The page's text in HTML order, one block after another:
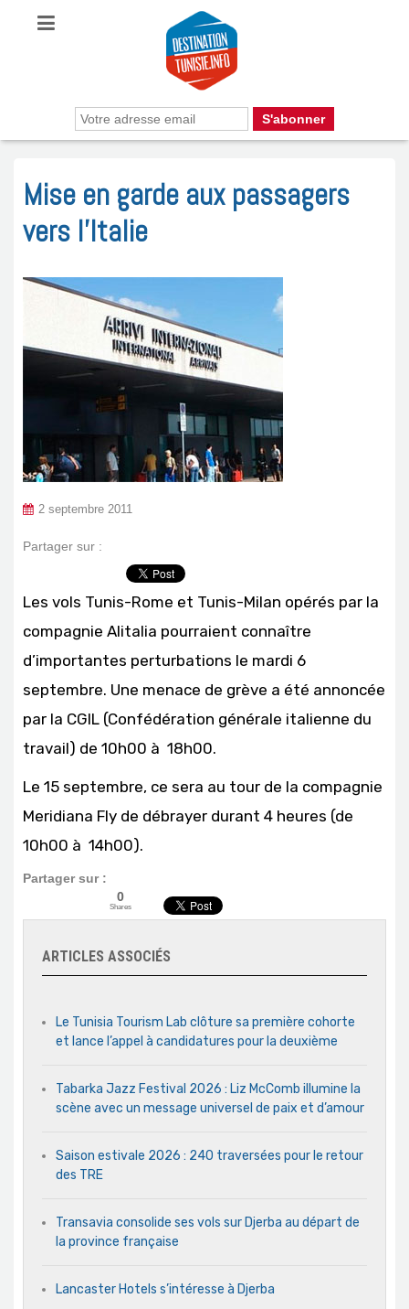
Mise en garde aux passagers
vers l’Italie
2 septembre 2011
Partager sur :
Les vols Tunis-Rome et Tunis-Milan opérés par la
compagnie Alitalia pourraient connaître
d’importantes perturbations le mardi 6
septembre. Une menace de grève a été annoncée
par la CGIL (Confédération générale italienne du
travail) de 10h00 à 18h00.
Le 15 septembre, ce sera au tour de la compagnie
Meridiana Fly de débrayer durant 4 heures (de
10h00 à 14h00).
Partager sur :
0
Shares
ARTICLES ASSOCIÉS
Le Tunisia Tourism Lab clôture sa première cohorte
et lance l’appel à candidatures pour la deuxième
Tabarka Jazz Festival 2026 : Liz McComb illumine la
scène avec un message universel de paix et d’amour
Saison estivale 2026 : 240 traversées pour le retour
des TRE
Transavia consolide ses vols sur Djerba au départ de
la province française
Lancaster Hotels s’intéresse à Djerba